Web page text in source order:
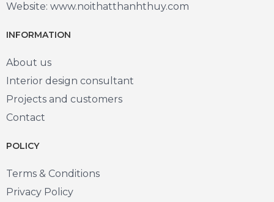
Website: www.noithatthanhthuy.com
INFORMATION
About us
Interior design consultant
Projects and customers
Contact
POLICY
Terms & Conditions
Privacy Policy